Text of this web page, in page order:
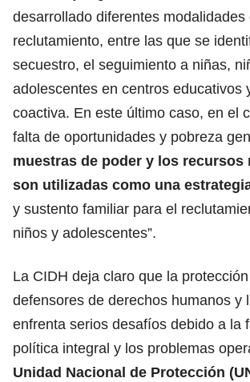
desarrollado diferentes modalidades
reclutamiento, entre las que se
secuestro, el seguimiento a niñas,
adolescentes en centros educativos
coactiva. En este último caso, en el
falta de oportunidades y pobreza
muestras de poder y los recursos
son utilizadas como una
y sustento familiar para el
niños y adolescentes”.
La CIDH deja claro que la
defensores de derechos humanos y
enfrenta serios desafíos debido a la
política integral y los problemas
Unidad Nacional de Protección